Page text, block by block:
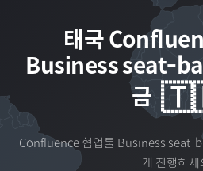
태국
Business seat-
금
Confluence 협업툴 Business seat-
게 진행하세